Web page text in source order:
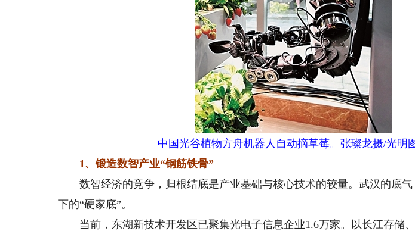
中国光谷植物方舟机器人自动摘草莓。张璨龙摄/光明
1、锻造数智产业“钢筋铁骨”
数智经济的竞争，归根结底是产业基础与核心技术的较量。武汉的底气
下的“硬家底”。
当前，东湖新技术开发区已聚集光电子信息企业1.6万家。以长江存储、